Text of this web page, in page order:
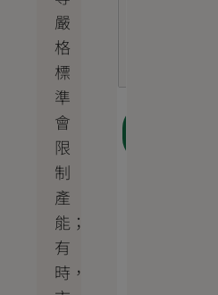
嚴
格
標
準
會
限
制
產
能；
有
時，